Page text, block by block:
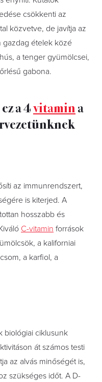
csökkenti az
közvetve, de javítja az
gazdag ételek közé
a tenger gyümölcsei,
gabona.
a 4vitamina
az immunrendszert,
is kiterjed. A
hosszabb és
C-vitamin források
a kaliforniai
a karfiol, a
biológiai ciklusunk
át számos testi
az alvás minőségét is,
szükséges időt. A D-